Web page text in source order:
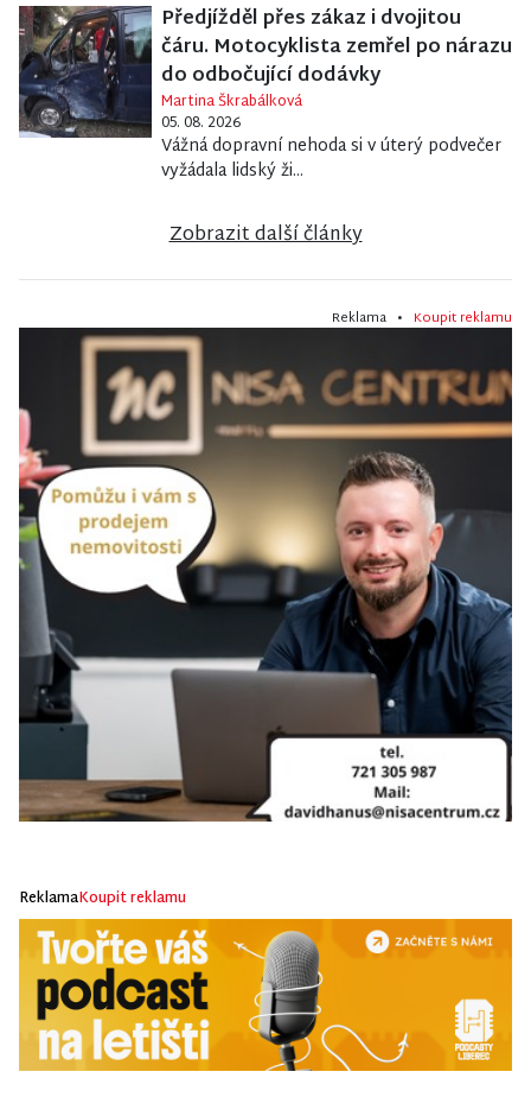
Předjížděl přes zákaz i dvojitou
čáru. Motocyklista zemřel po nárazu
do odbočující dodávky
Martina Škrabálková
05. 08. 2026
Vážná dopravní nehoda si v úterý podvečer
vyžádala lidský ži...
Zobrazit další články
Reklama • Koupit reklamu
ReklamaKoupit reklamu